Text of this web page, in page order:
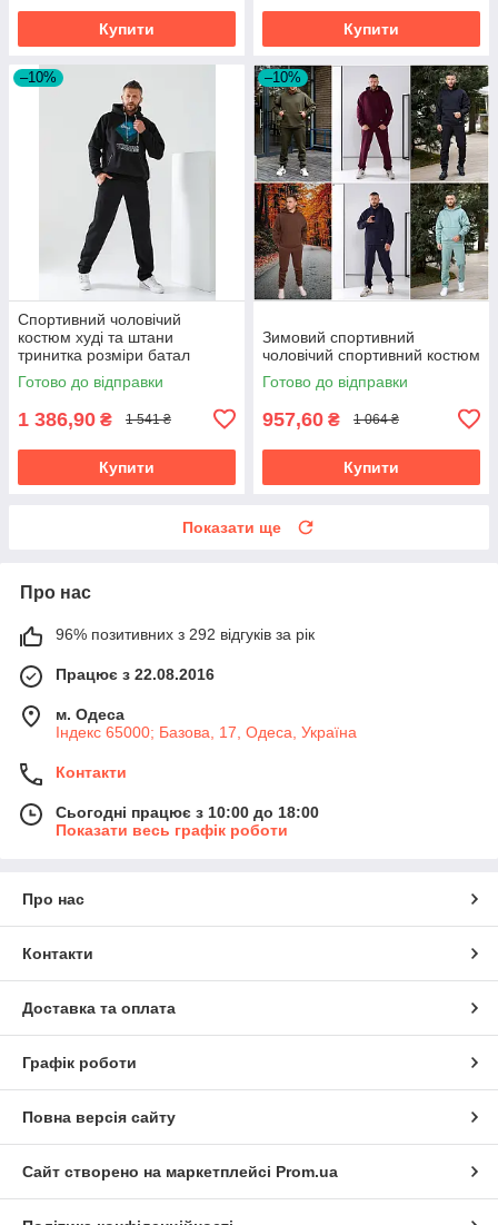
Купити Купити
–10%
Спортивний чоловічий
костюм худі та штани
тринитка розміри батал
Готово до відправки
1 386,90 ₴ 1 541 ₴
Купити
–10%
Зимовий спортивний
чоловічий спортивний костюм
Готово до відправки
957,60 ₴ 1 064 ₴
Купити
Показати ще
Про нас
96% позитивних з 292 відгуків за рік
Працює з 22.08.2016
м. Одеса
Індекс 65000; Базова, 17, Одеса, Україна
Контакти
Сьогодні працює з 10:00 до 18:00
Показати весь графік роботи
Про нас
Контакти
Доставка та оплата
Графік роботи
Повна версія сайту
Сайт створено на маркетплейсі Prom.ua